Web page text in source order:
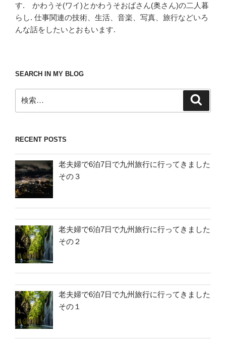
す. かわうそ(ワイ)とかわうそおばさん(奥さん)の二人暮
らし. 仕事関連の技術、生活、音楽、写真、旅行などいろ
んな話をしたいとおもいます.
SEARCH IN MY BLOG
索:
RECENT POSTS
老夫婦で6泊7日で九州旅行に行ってきました
その３
老夫婦で6泊7日で九州旅行に行ってきました
その２
老夫婦で6泊7日で九州旅行に行ってきました
その１